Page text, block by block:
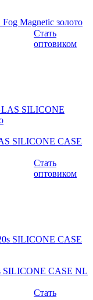
Magnetic золото
Стать
оптовиком
SILICONE CASE
Стать
оптовиком
SILICONE CASE NL
Стать